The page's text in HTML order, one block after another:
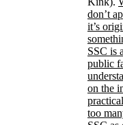
don’t
it’s
SSC is
public
on the
too